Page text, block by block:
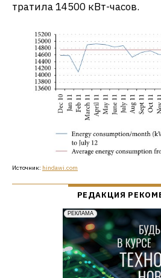
тратила 14500 кВт-часов.
Источник: hindawi.com